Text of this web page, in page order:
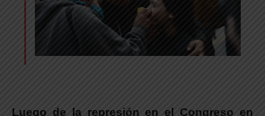
Luego de la represión en el Congreso en